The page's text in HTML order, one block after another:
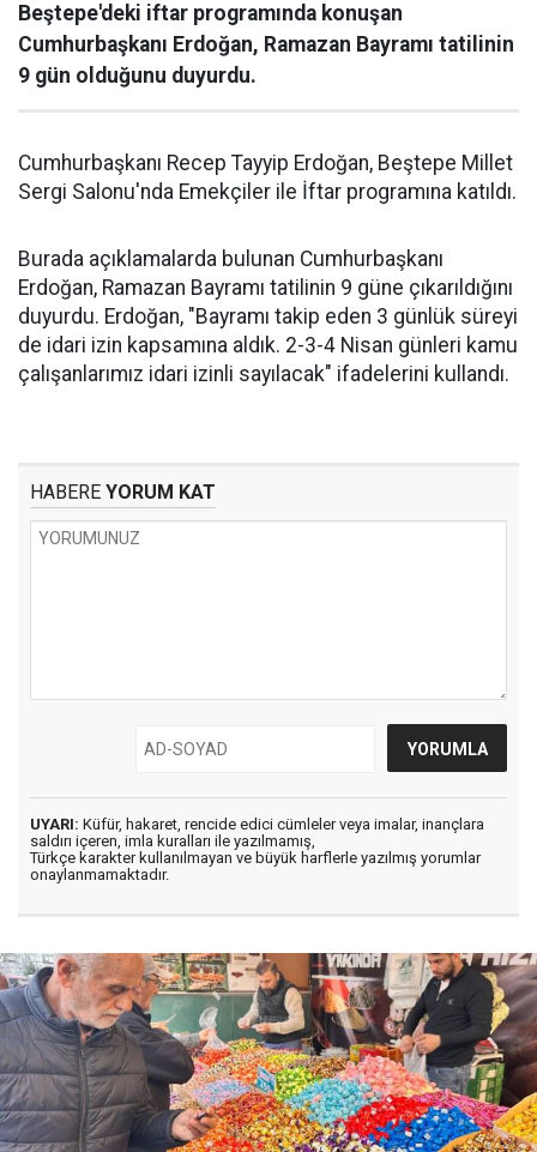
Beştepe'deki iftar programında konuşan
Cumhurbaşkanı Erdoğan, Ramazan Bayramı tatilinin
9 gün olduğunu duyurdu.
Cumhurbaşkanı Recep Tayyip Erdoğan, Beştepe Millet
Sergi Salonu'nda Emekçiler ile İftar programına katıldı.
Burada açıklamalarda bulunan Cumhurbaşkanı
Erdoğan, Ramazan Bayramı tatilinin 9 güne çıkarıldığını
duyurdu. Erdoğan, "Bayramı takip eden 3 günlük süreyi
de idari izin kapsamına aldık. 2-3-4 Nisan günleri kamu
çalışanlarımız idari izinli sayılacak" ifadelerini kullandı.
HABERE YORUM KAT
UYARI: Küfür, hakaret, rencide edici cümleler veya imalar, inançlara
saldırı içeren, imla kuralları ile yazılmamış,
Türkçe karakter kullanılmayan ve büyük harflerle yazılmış yorumlar
onaylanmamaktadır.